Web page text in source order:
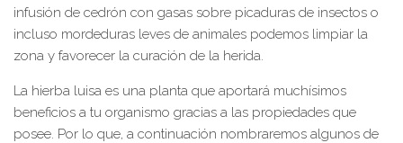
infusión de cedrón con gasas sobre picaduras de insectos o
incluso mordeduras leves de animales podemos limpiar la
zona y favorecer la curación de la herida.
La hierba luisa es una planta que aportará muchísimos
beneficios a tu organismo gracias a las propiedades que
posee. Por lo que, a continuación nombraremos algunos de